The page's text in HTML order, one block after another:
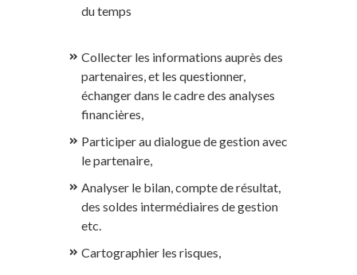
du temps
Collecter les informations auprès des
partenaires, et les questionner,
échanger dans le cadre des analyses
financières,
Participer au dialogue de gestion avec
le partenaire,
Analyser le bilan, compte de résultat,
des soldes intermédiaires de gestion
etc.
Cartographier les risques,